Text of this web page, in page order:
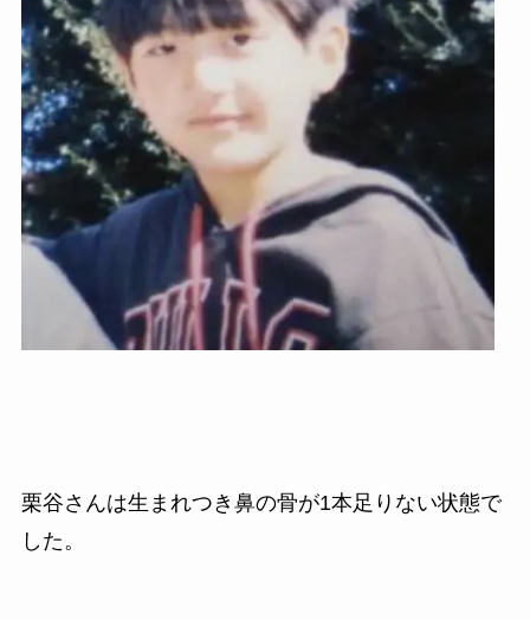
栗谷さんは生まれつき鼻の骨が1本足りない状態で
した。